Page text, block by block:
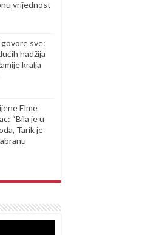
vrijednost
sve:
hadžija
kralja
Elme
“Bila je u
Tarik je